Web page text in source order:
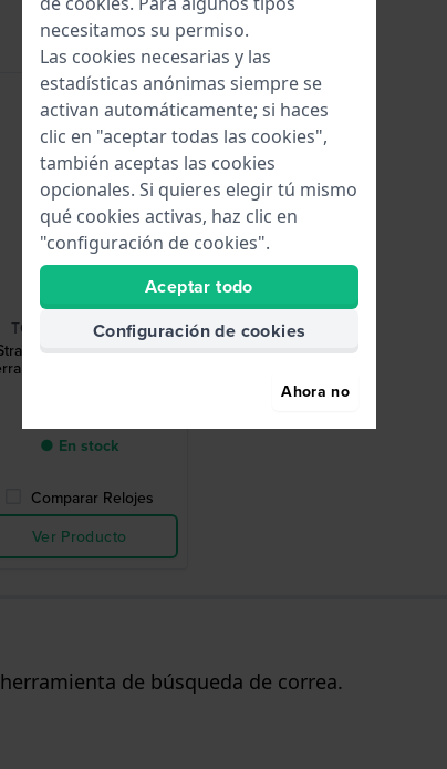
TOOL-STRCHG-001
Changing Tool 001
para cambio de
● En stock
Comparar Relojes
Ver Producto
de búsqueda de correa.
necesitamos su permiso.
Las cookies necesarias y las
estadísticas anónimas siempre se
activan automáticamente; si haces
clic en "aceptar todas las cookies",
también aceptas las cookies
opcionales. Si quieres elegir tú mismo
qué cookies activas, haz clic en
"configuración de cookies".
Aceptar todo
Configuración de cookies
Ahora no